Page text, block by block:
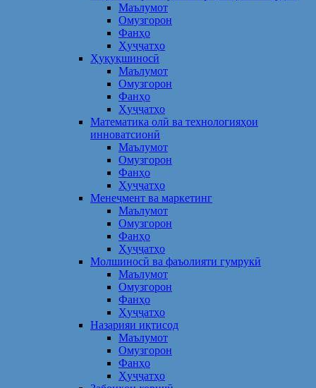
Маълумот
Омузгорон
Фанҳо
Ҳуҷҷатҳо
Ҳуқуқшиносӣ
Маълумот
Омузгорон
Фанҳо
Ҳуҷҷатҳо
Математика олӣ ва технологияҳои
инноватсионӣ
Маълумот
Омузгорон
Фанҳо
Ҳуҷҷатҳо
Менеҷмент ва маркетинг
Маълумот
Омузгорон
Фанҳо
Ҳуҷҷатҳо
Молшиносӣ ва фаъолияти гумрукӣ
Маълумот
Омузгорон
Фанҳо
Ҳуҷҷатҳо
Назарияи иқтисод
Маълумот
Омузгорон
Фанҳо
Ҳуҷҷатҳо